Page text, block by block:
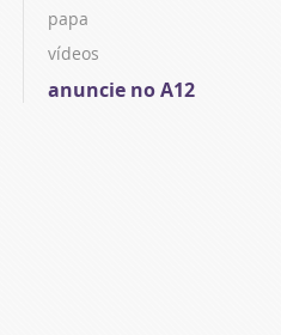
papa
vídeos
anuncie no A12